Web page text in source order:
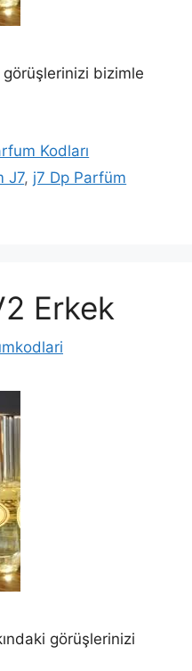
bizimle
Kodları
J7, j7 Dp Parfüm
Erkek
görüşlerinizi